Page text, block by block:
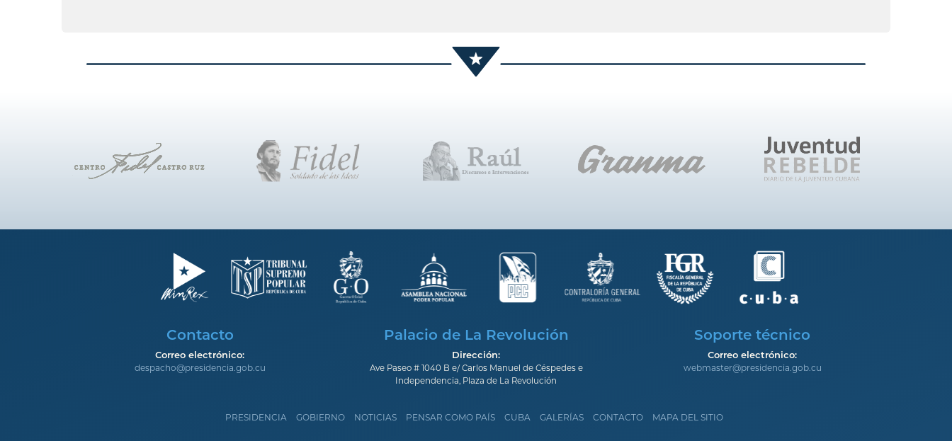
Contacto
Correo electrónico:
despacho@presidencia.gob.cu
Palacio de La Revolución
Dirección:
Ave Paseo # 1040 B e/ Carlos Manuel de Céspedes e
Independencia, Plaza de La Revolución
Soporte técnico
Correo electrónico:
webmaster@presidencia.gob.cu
PRESIDENCIA GOBIERNO NOTICIAS PENSAR COMO PAÍS CUBA GALERÍAS CONTACTO MAPA DEL SITIO